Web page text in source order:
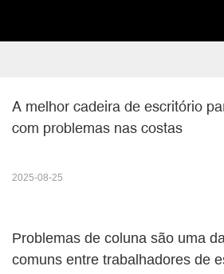
A melhor cadeira de escritório
com problemas nas costas
2025-08-25
Problemas de coluna são uma
comuns entre trabalhadores de